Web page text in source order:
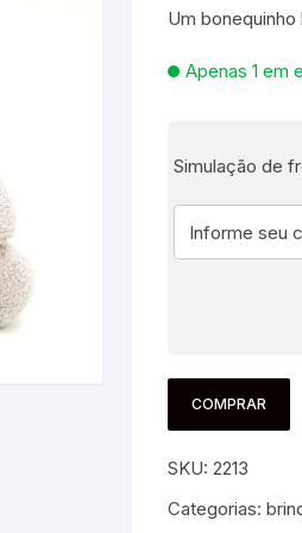
e Fontes
e
– Boneca etc
Bebês e
Brinquedo
ao Ar Livre
Ferramentas e
Utilidades
Um
Apenas 1 em
Simulação de
COMPRAR
SKU: 2213
Categorias: